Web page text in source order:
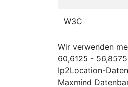
W3C
Wir verwenden
60,6125 - 56,8575.
Ip2Location-
Maxmind